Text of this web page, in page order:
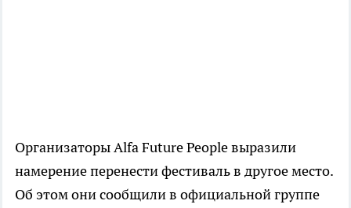
Организаторы Alfa Future People выразили
намерение перенести фестиваль в другое место.
Об этом они сообщили в официальной группе